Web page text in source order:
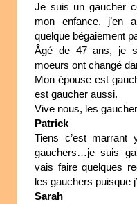
Je suis un gaucher
mon enfance, j’en
quelque bégaiement
Âgé de 47 ans, je
moeurs ont changé
Mon épouse est
est gaucher aussi.
Vive nous, les
Patrick
Tiens c’est
gauchers…je suis
vais faire quelques
les gauchers puisque
Sarah